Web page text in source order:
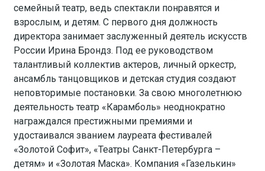
семейный театр, ведь спектакли понравятся и
взрослым, и детям. С первого дня должность
директора занимает заслуженный деятель искусств
России Ирина Брондз. Под ее руководством
талантливый коллектив актеров, личный оркестр,
ансамбль танцовщиков и детская студия создают
неповторимые постановки. За свою многолетнюю
деятельность театр «Карамболь» неоднократно
награждался престижными премиями и
удостаивался званием лауреата фестивалей
«Золотой Софит», «Театры Санкт-Петербурга –
детям» и «Золотая Маска». Компания «Газелькин»